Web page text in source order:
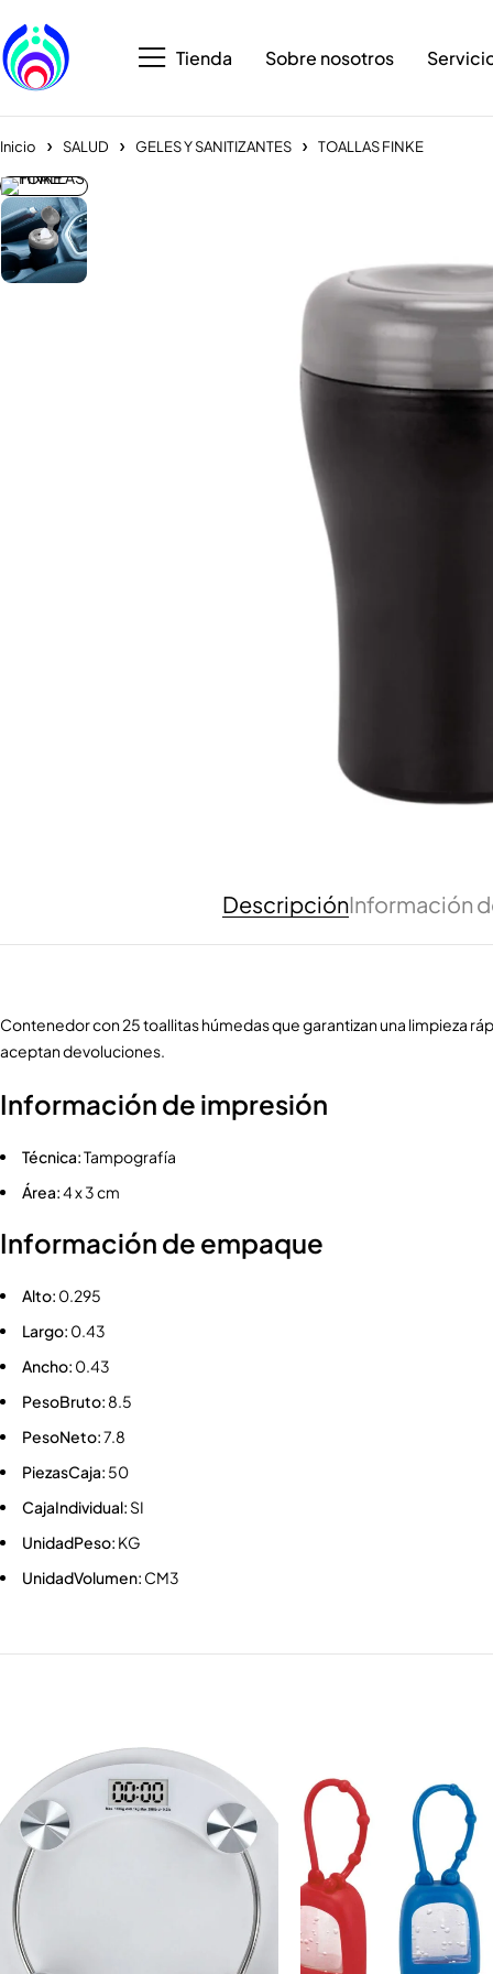
Tienda Sobre nosotros
Inicio SALUD GELES Y SANITIZANTES TOALLAS FINKE
DescripciónInformación
Contenedor con 25 toallitas húmedas que garantizan una limpieza
aceptan devoluciones.
Información de impresión
Técnica:Tampografía
Área:4 x 3 cm
Información de empaque
Alto: 0.295
Largo: 0.43
Ancho: 0.43
PesoBruto: 8.5
PesoNeto:7.8
PiezasCaja: 50
CajaIndividual: SI
UnidadPeso: KG
UnidadVolumen: CM3